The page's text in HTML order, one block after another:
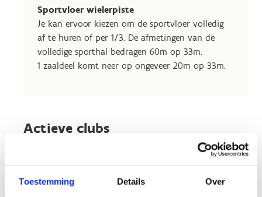
Toestemming Details Over
Sportvloer wielerpiste
Je kan ervoor kiezen om de sportvloer volledig
af te huren of per 1/3. De afmetingen van de
volledige sporthal bedragen 60m op 33m.
1 zaaldeel komt neer op ongeveer 20m op 33m.
Actieve clubs
Hadewieg Diependaele